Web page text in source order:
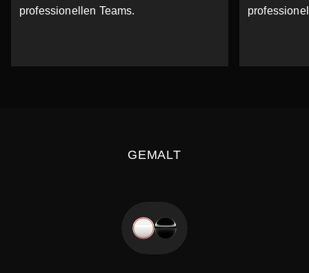
professionellen Teams.
GEMALT